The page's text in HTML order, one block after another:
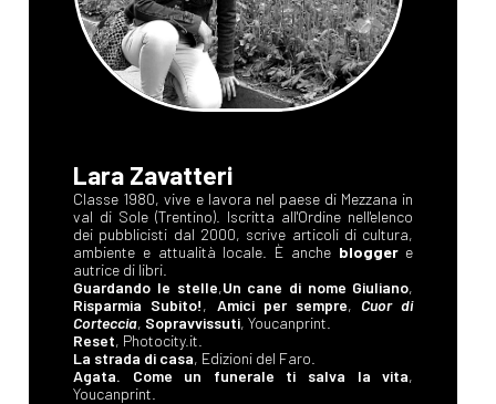
Lara Zavatteri
Classe 1980, vive e lavora nel paese di Mezzana in
val di Sole (Trentino). Iscritta all'Ordine nell'elenco
dei pubblicisti dal 2000, scrive articoli di cultura,
ambiente e attualità locale. È anche bloggere
autrice di libri.
Guardando le stelle,Un cane di nome Giuliano,
Risparmia Subito!, Amici per sempre,Cuor di
Corteccia, Sopravvissuti, Youcanprint.
Reset, Photocity.it.
La strada di casa, Edizioni del Faro.
Agata. Come un funerale ti salva la vita,
Youcanprint.